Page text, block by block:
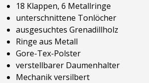
18 Klappen, 6 Metallringe
unterschnittene Tonlöcher
ausgesuchtes Grenadillholz
Ringe aus Metall
Gore-Tex-Polster
verstellbarer Daumenhalter
Mechanik versilbert